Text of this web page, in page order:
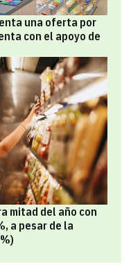
una oferta por
con el apoyo de
mitad del año con
a pesar de la